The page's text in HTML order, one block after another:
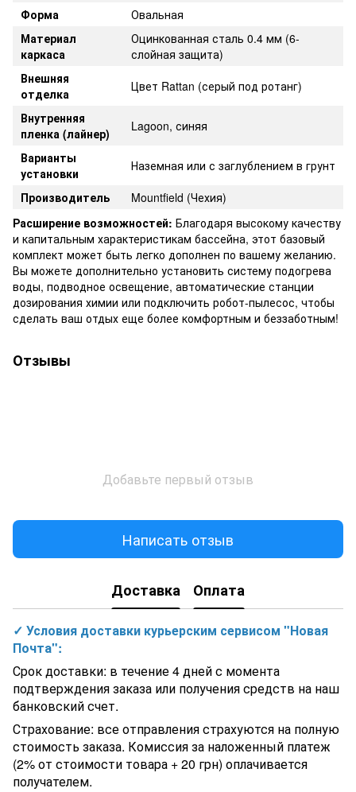
Форма
Овальная
Материал
каркаса
Оцинкованная сталь 0.4 мм (6-
слойная защита)
Внешняя
отделка
Цвет Rattan (серый под ротанг)
Внутренняя
пленка (лайнер)
Lagoon, синяя
Варианты
установки
Наземная или с заглублением в грунт
Производитель
Mountfield (Чехия)
Расширение возможностей: Благодаря высокому качеству
и капитальным характеристикам бассейна, этот базовый
комплект может быть легко дополнен по вашему желанию.
Вы можете дополнительно установить систему подогрева
воды, подводное освещение, автоматические станции
дозирования химии или подключить робот-пылесос, чтобы
сделать ваш отдых еще более комфортным и беззаботным!
Отзывы
Добавьте первый отзыв
Написать отзыв
Доставка Оплата
✓ Условия доставки курьерским сервисом "Новая
Почта":
Срок доставки: в течение 4 дней с момента
подтверждения заказа или получения средств на наш
банковский счет.
Страхование: все отправления страхуются на полную
стоимость заказа. Комиссия за наложенный платеж
(2% от стоимости товара + 20 грн) оплачивается
получателем.